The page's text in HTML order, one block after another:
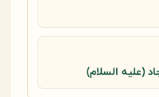
(علیه السلام)